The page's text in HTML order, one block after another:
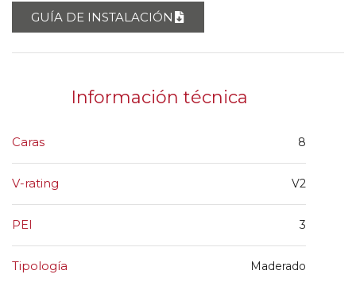
GUÍA DE INSTALACIÓN
Información técnica
Caras 8
V-rating V2
PEI 3
Tipología Maderado